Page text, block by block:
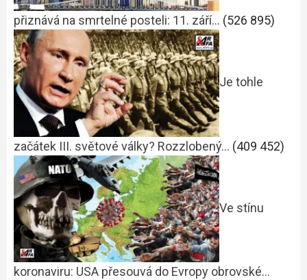
přiznává na smrtelné posteli: 11. září… (526 895)
Je tohle
začátek III. světové války? Rozzlobený… (409 452)
Ve stínu
koronaviru: USA přesouvá do Evropy obrovské…